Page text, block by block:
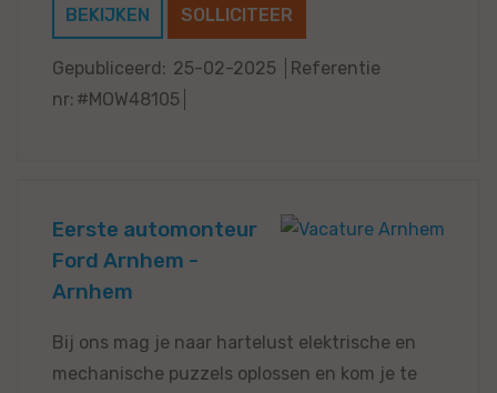
BEKIJKEN SOLLICITEER
Gepubliceerd: 25-02-2025
Referentie
nr: #MOW48105
Eerste automonteur
Ford Arnhem -
Arnhem
Bij ons mag je naar hartelust elektrische en
mechanische puzzels oplossen en kom je te